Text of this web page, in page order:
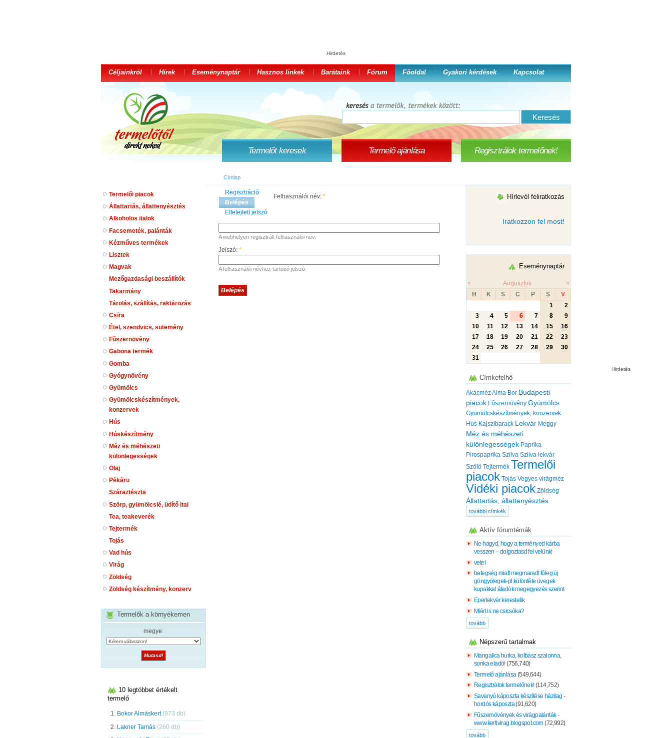
Hirdetés
Céljainkról Hírek Eseménynaptár Hasznos linkek Barátaink Fórum Főoldal Gyakori kérdések Kapcsolat
Regisztrálok termelőnek!
Termelő ajánlása
Termelőt keresek
Hirdetés
Termelői piacok
Állattartás, állattenyésztés
Alkoholos italok
Facsemeték, palánták
Kézműves termékek
Lisztek
Magvak
Mezőgazdasági beszállítók
Takarmány
Tárolás, szállítás, raktározás
Csíra
Étel, szendvics, sütemény
Fűszernövény
Gabona termék
Gomba
Gyógynövény
Gyümölcs
Gyümölcskészítmények,
konzervek
Hús
Húskészítmény
Méz és méhészeti
különlegességek
Olaj
Pékáru
Száraztészta
Szörp, gyümölcslé, üdítő ital
Tea, teakeverék
Tejtermék
Tojás
Vad hús
Virág
Zöldség
Zöldség készítmény, konzerv
Termelők a környékemen
megye:
10 legtöbbet értékelt
termelő
Bokor Almáskert (973 db)
Lakner Tamás (260 db)
Címlap
Regisztráció
Belépés
Elfelejtett jelszó
Felhasználói név: *
A webhelyen regisztrált felhasználói név.
Jelszó: *
A felhasználói névhez tartozó jelszó.
Hírlevél feliratkozás
Iratkozzon fel most!
Eseménynaptár
« Augusztus
»
H
K S C P S
V
1
2
3
4 5 6 7 8
9
10
11 12 13 14 15
16
17
18 19 20 21 22
23
24
25 26 27 28 29
30
31
Címkefelhő
AkácmézAlma Bor Budapesti
piacok Fűszernövény Gyümölcs
Gyümölcskészítmények, konzervek
Hús Kajszibarack Lekvár Meggy
Méz és méhészeti
különlegességek Paprika
Pirospaprika Szilva Szilva lekvár
Szőlő Tejtermék Termelői
piacok Tojás Vegyes virágméz
Vidéki piacok Zöldség
Állattartás, állattenyésztés
további címkék
Aktív fórumtémák
Ne hagyd, hogy a terményed kárba
vesszen – dolgoztasd fel velünk!
vetel
betegség miatt megmaradt főleg új
göngyölegek-pl.különféle üvegek
kupakkal átadók megegyezés szerint
Eperlekvár kerestetik
Miért is ne csicsóka?
tovább
Népszerű tartalmak
Mangalica hurka, kolbász szalonna,
sonka eladó!(756,740)
Termelő ajánlása (549,644)
Regisztrálok termelőnek!(114,752)
Savanyú káposzta készítése házilag -
hordós káposzta(91,620)
Fűszernövények és virágpalánták -
www.kertivirag.blogspot.com(72,992)
tovább